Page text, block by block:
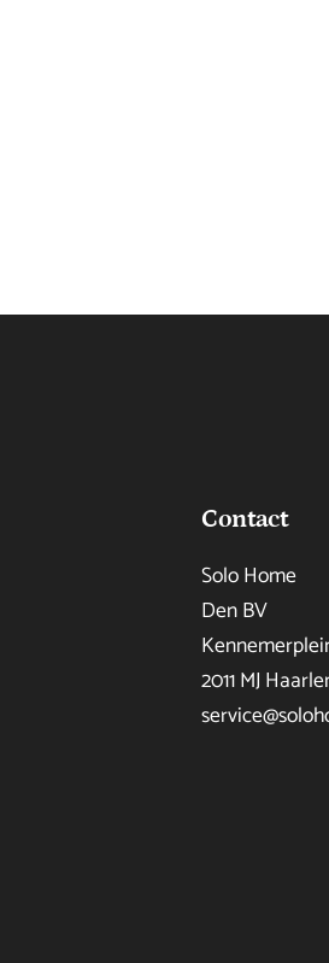
Contact
Solo Home
Den BV
2011 MJ